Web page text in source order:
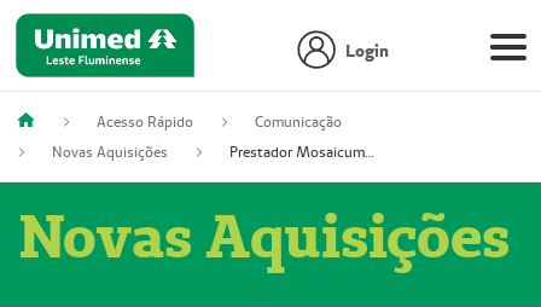
Login
Acesso Rápido
Comunicação
Novas Aquisições
Prestador Mosaicum Espaço Clínico Ltda (51004352-0)
Novas Aquisições